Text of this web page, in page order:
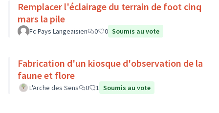
Remplacer l'éclairage du terrain de foot cinq
mars la pile
Fc Pays Langeaisien 0 0 Soumis au vote
Fabrication d'un kiosque d'observation de la
faune et flore
L'Arche des Sens 0 1 Soumis au vote